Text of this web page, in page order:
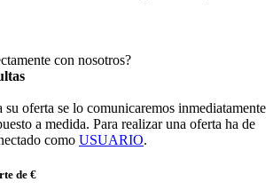
con nosotros?
su oferta se lo comunicaremos inmediatamente
a medida. Para realizar una oferta ha de
como USUARIO.
de €